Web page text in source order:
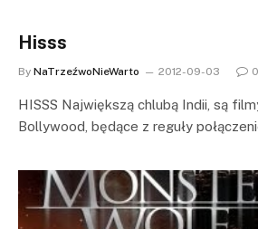
Hisss
By NaTrzeźwoNieWarto 2012-09-03 0
HISSS Największą chlubą Indii, są
Bollywood, będące z reguły